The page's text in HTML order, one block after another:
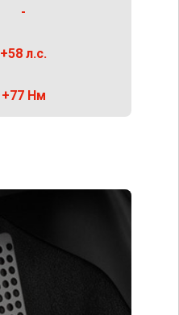
-
+58 л.с.
+77 Нм